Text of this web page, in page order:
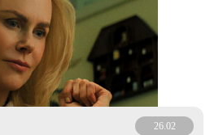
26.02